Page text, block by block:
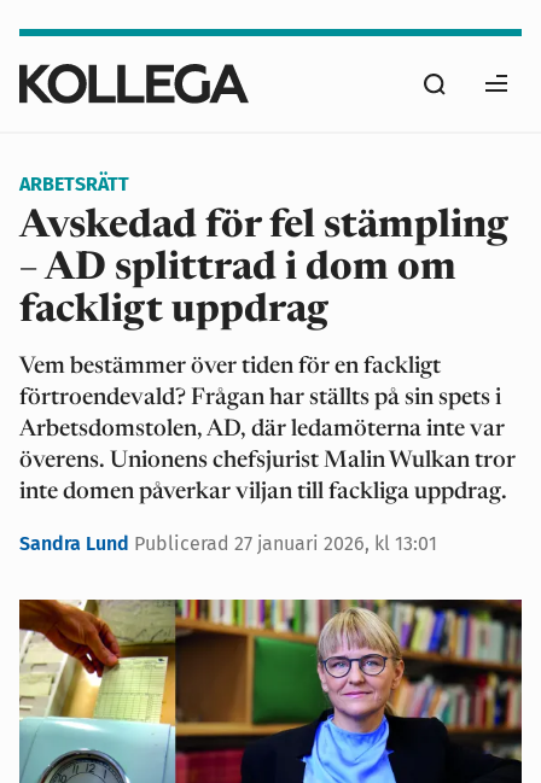
huvudinnehåll
Sök
ARBETSRÄTT
Avskedad för fel stämpling
– AD splittrad i dom om
fackligt uppdrag
Vem bestämmer över tiden för en fackligt
förtroendevald? Frågan har ställts på sin spets i
Arbetsdomstolen, AD, där ledamöterna inte var
överens. Unionens chefsjurist Malin Wulkan tror
inte domen påverkar viljan till fackliga uppdrag.
Sandra Lund Publicerad 27 januari 2026, kl 13:01